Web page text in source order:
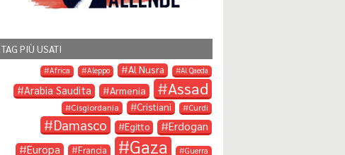
TAG PIÙ USATI
Africa Aleppo Al Nusra Al Qaeda
Arabia Saudita Armenia Assad
Cisgiordania Cristiani Curdi
Damasco Egitto
Erdogan
Europa
Francia Gaza Guerra